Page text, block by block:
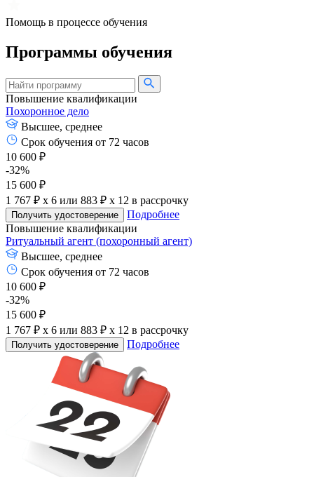
Помощь в процессе обучения
Программы обучения
Повышение квалификации
Похоронное дело
Высшее, среднее
Срок обучения от 72 часов
10 600 ₽
-32%
15 600 ₽
1 767 ₽ x 6 или 883 ₽ x 12 в рассрочку
Получить удостоверение
Подробнее
Повышение квалификации
Ритуальный агент (похоронный агент)
Высшее, среднее
Срок обучения от 72 часов
10 600 ₽
-32%
15 600 ₽
1 767 ₽ x 6 или 883 ₽ x 12 в рассрочку
Получить удостоверение Подробнее